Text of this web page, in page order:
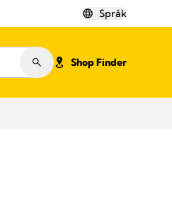
Språk
Shop Finder